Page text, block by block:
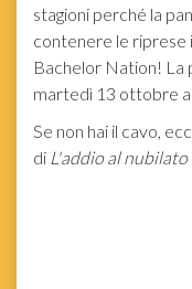
stagioni perché la
contenere le riprese
Bachelor Nation! La
martedì 13 ottobre
Se non hai il cavo,
di L'addio al nubilato